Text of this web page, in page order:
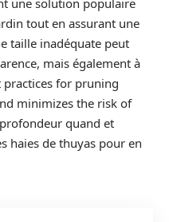
une solution populaire
tout en assurant une
taille inadéquate peut
mais également à
practices for pruning
minimizes the risk of
quand et
haies de thuyas pour en